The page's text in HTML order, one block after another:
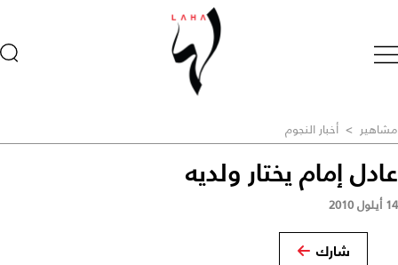
مشاهير > أخبار النجوم
عادل إمام يختار ولديه
14 أيلول 2010
شارك